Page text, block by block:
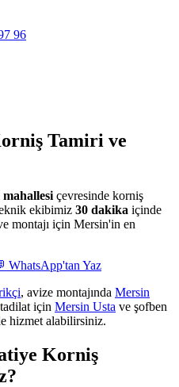
96
Tamiri ve
çevresinde korniş
ekibimiz 30 dakika içinde
montajı için Mersin'in en
WhatsApp'tan Yaz
, avize montajında Mersin
için Mersin Usta ve şofben
hizmet alabilirsiniz.
Korniş